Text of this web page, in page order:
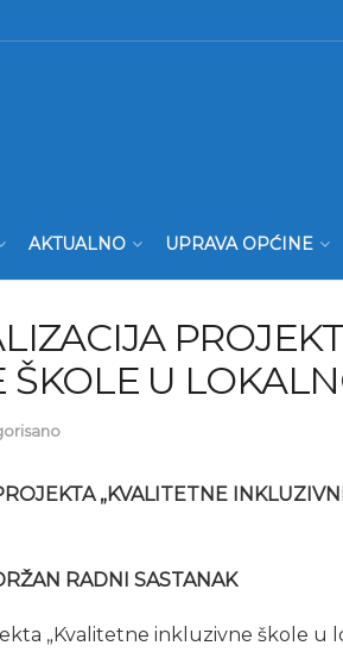
AKTUALNO UPRAVA OPĆINE
ŠKOLE U
„KVALITETNE
RADNI SASTANAK
„Kvalitetne inkluzivne škole u